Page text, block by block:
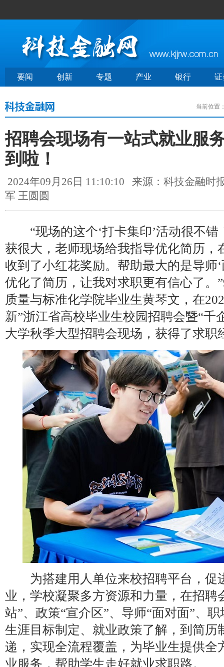
要闻 创新 专题 产业 银行 证
当前位置
招聘会现场有一站式就业服
到啦！
2024年09月26日 11:10:10
来源：科技金融时
军 王圆圆
“现场的这个‘打卡集印’活动很不错
获很大，老师现场给我指导优化简历，
收到了小红花奖励。帮助最大的是导师
优化了简历，让我对求职更有信心了。
质量与标准化学院毕业生黄琴文，在
新”浙江省高校毕业生校园招聘会暨“千
大学秋季大型招聘会现场，获得了求职
为搭建用人单位来校招聘平台，促
业，学校凝聚多方资源和力量，在招聘
站”、政策“宣介区”、导师“面对面”、
生涯目标制定、就业政策了解，到简历
递，实现全流程覆盖，为毕业生提供全
业服务，帮助学生走好就业求职路。